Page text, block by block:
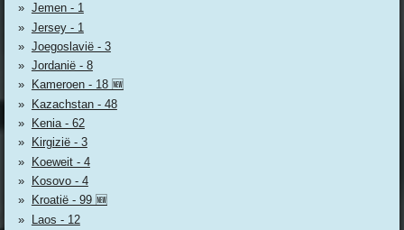
Jemen - 1
Jersey - 1
Joegoslavië - 3
Jordanië - 8
Kameroen - 18 🆕
Kazachstan - 48
Kenia - 62
Kirgizië - 3
Koeweit - 4
Kosovo - 4
Kroatië - 99 🆕
Laos - 12